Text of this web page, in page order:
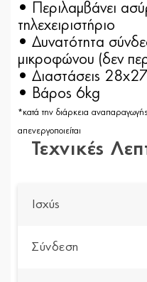
• Περιλαμβάνει
τηλεχειριστήριο
• Δυνατότητα
μικροφώνου (δεν
• Διαστάσεις
• Bάρος 6kg
*κατά την διάρκεια
απενεργοποιείται
Τεχνικές
Ισχύς
Σύνδεση